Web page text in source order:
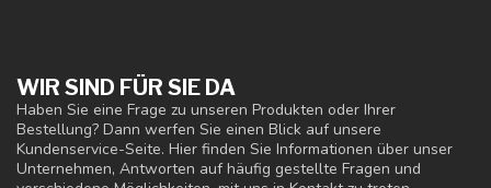
WIR SIND FÜR SIE DA
Haben Sie eine Frage zu unseren Produkten oder Ihrer
Bestellung? Dann werfen Sie einen Blick auf unsere
Kundenservice-Seite. Hier finden Sie Informationen über unser
Unternehmen, Antworten auf häufig gestellte Fragen und